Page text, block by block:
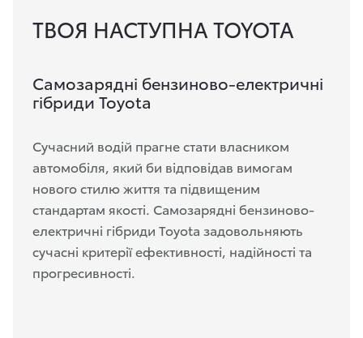
ТВОЯ НАСТУПНА TOYOTA
Самозарядні бензиново-електричні
гібриди Toyota
Сучасний водій прагне стати власником
автомобіля, який би відповідав вимогам
нового стилю життя та підвищеним
стандартам якості. Самозарядні бензиново-
електричні гібриди Toyota задовольняють
сучасні критерії ефективності, надійності та
прогресивності.